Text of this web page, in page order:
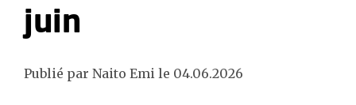
juin
Publié par Naito Emi le 04.06.2026